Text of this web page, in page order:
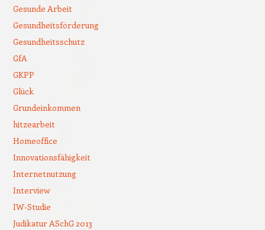
Gesunde Arbeit
Gesundheitsförderung
Gesundheitsschutz
GfA
GKPP
Glück
Grundeinkommen
hitzearbeit
Homeoffice
Innovationsfähigkeit
Internetnutzung
Interview
IW-Studie
Judikatur ASchG 2013